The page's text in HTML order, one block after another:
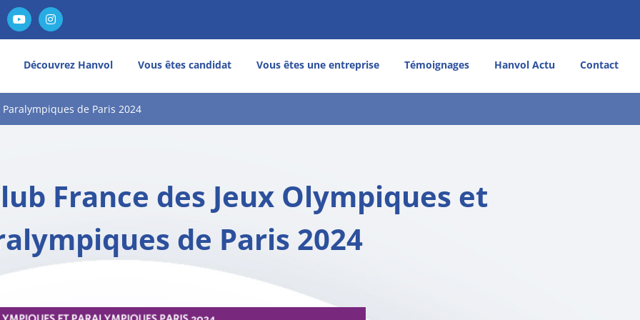
YouTubeInstagram
Découvrez Hanvol Vous êtes candidat Vous êtes une entreprise Témoignages Hanvol Actu Contact
de Paris 2024
France des Jeux Olympiques et
de Paris 2024